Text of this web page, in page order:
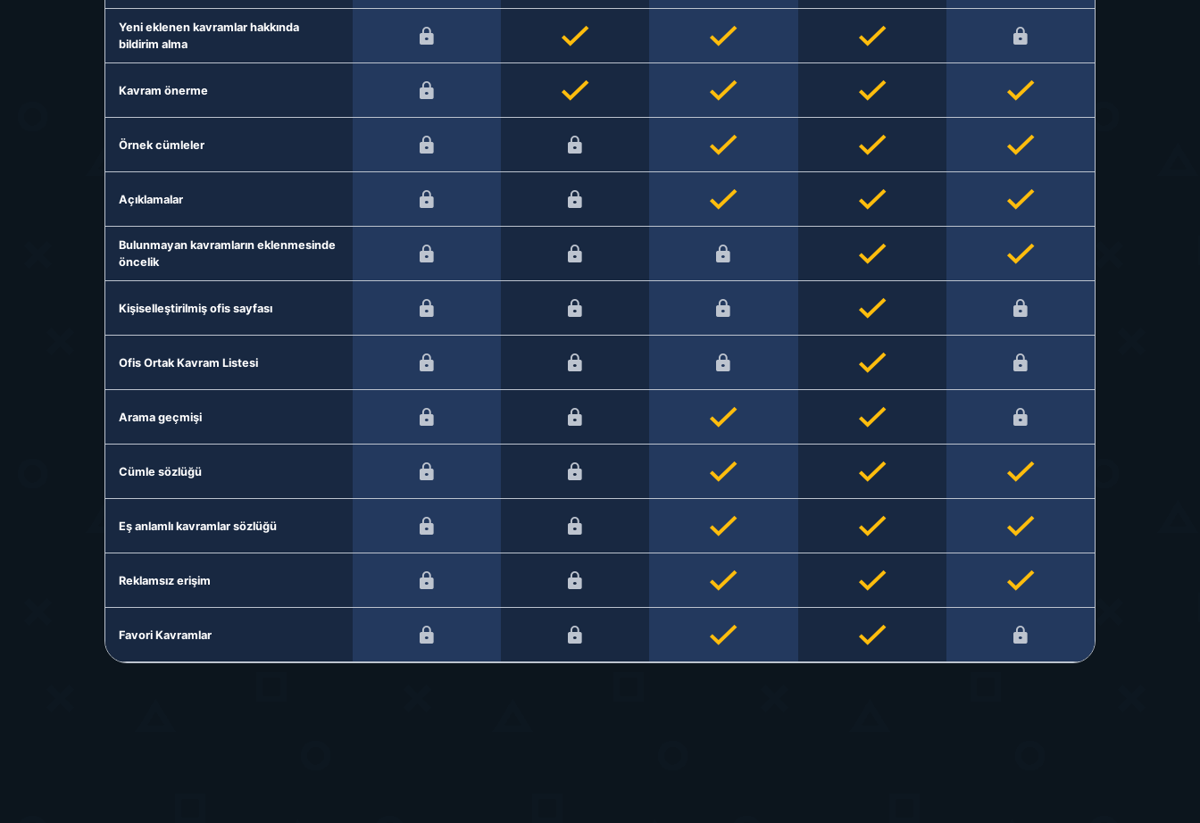
Yeni eklenen kavramlar hakkında
bildirim alma
Kavram önerme
Örnek cümleler
Açıklamalar
Bulunmayan kavramların eklenmesinde
öncelik
Kişiselleştirilmiş ofis sayfası
Ofis Ortak Kavram Listesi
Arama geçmişi
Cümle sözlüğü
Eş anlamlı kavramlar sözlüğü
Reklamsız erişim
Favori Kavramlar